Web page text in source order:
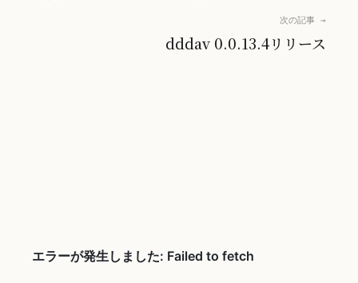
次の記事 →
dddav 0.0.13.4リリース